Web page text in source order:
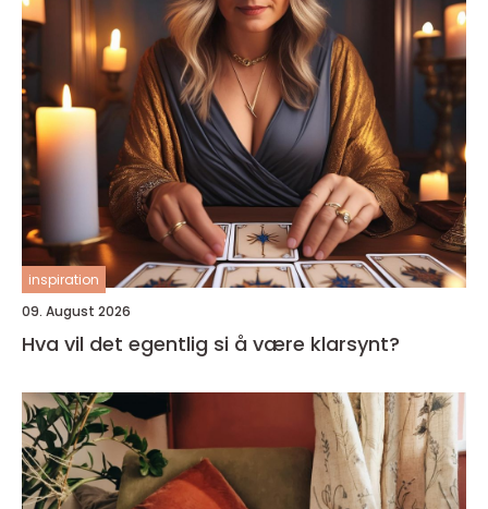
inspiration
09. August 2026
Hva vil det egentlig si å være klarsynt?